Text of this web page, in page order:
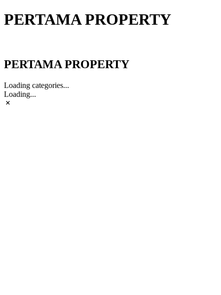
PERTAMA PROPERTY
PERTAMA PROPERTY
Loading categories...
Loading...